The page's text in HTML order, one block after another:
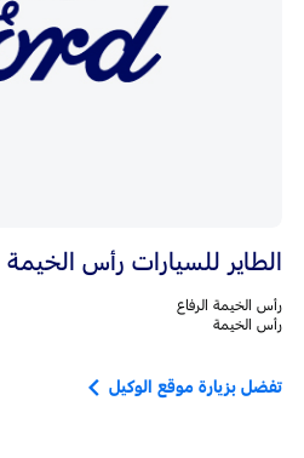
الطاير للسيارات رأس الخيمة
رأس الخيمة الرفاع
رأس الخيمة
تفضل بزيارة موقع الوكيل